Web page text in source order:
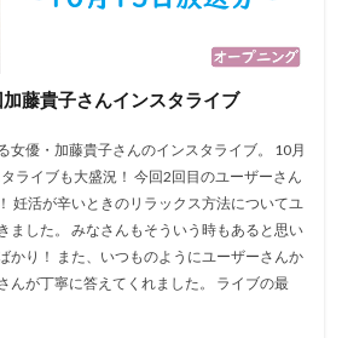
加藤貴子さんインスタライブ
女優・加藤貴子さんのインスタライブ。 10月
ライブも大盛況！ 今回2回目のユーザーさん
妊活が辛いときのリラックス方法についてユ
ました。 みなさんもそういう時もあると思い
かり！ また、いつものようにユーザーさんか
んが丁寧に答えてくれました。 ライブの最